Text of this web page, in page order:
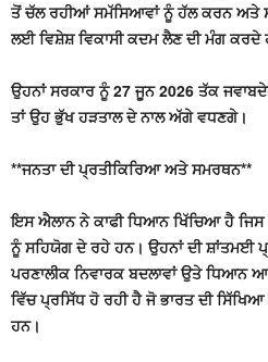
ਤੋਂ ਚੱਲ ਰਹੀਆਂ ਸਮੱਸਿਆਵਾਂ ਨੂੰ ਹੱਲ ਕਰਨ ਅਤੇ
ਲਈ ਵਿਸ਼ੇਸ਼ ਵਿਕਾਸੀ ਕਦਮ ਲੈਣ ਦੀ ਮੰਗ ਕਰਦੇ
ਉਹਨਾਂ ਸਰਕਾਰ ਨੂੰ 27 ਜੂਨ 2026 ਤੱਕ
ਤਾਂ ਉਹ ਭੁੱਖ ਹੜਤਾਲ ਦੇ ਨਾਲ ਅੱਗੇ ਵਧਣਗੇ।
**ਜਨਤਾ ਦੀ ਪ੍ਰਤੀਕਿਰਿਆ ਅਤੇ ਸਮਰਥਨ**
ਇਸ ਐਲਾਨ ਨੇ ਕਾਫੀ ਧਿਆਨ ਖਿੱਚਿਆ ਹੈ
ਨੂੰ ਸਹਿਯੋਗ ਦੇ ਰਹੇ ਹਨ। ਉਹਨਾਂ ਦੀ
ਪਰਣਾਲੀਕ ਨਿਵਾਰਕ ਬਦਲਾਵਾਂ ਉਤੇ ਧਿਆਨ
ਵਿੱਚ ਪ੍ਰਸਿੱਧ ਹੋ ਰਹੀ ਹੈ ਜੋ ਭਾਰਤ ਦੀ
ਹਨ।